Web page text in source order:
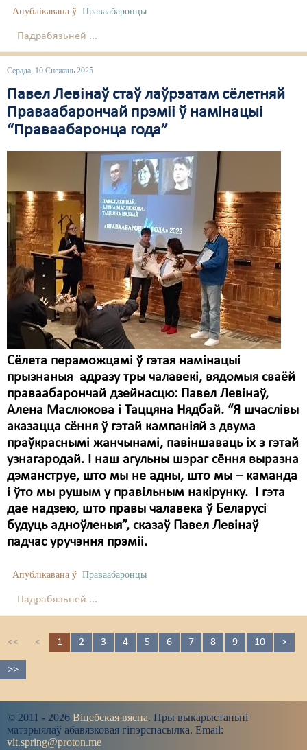
Апублікавана ў Праваабаронцы
Падрабязьней ...
Серада, 10 Снежань 2025
Павел Левінаў стаў лаўрэатам сёлетняй
Праваабарончай прэміі ў намінацыі
“Праваабаронца года”
Сёлета пераможцамі ў гэтая намінацыі
прызнаныя адразу тры чалавекі, вядомыя сваёй
праваабарончай дзейнасцю: Павел Левінаў,
Алена Маслюкова і Таццяна Нядбай. “Я шчаслівы
аказацца сёння ў гэтай кампаніяй з двума
праўкраснымі жанчынамі, павіншаваць іх з гэтай
узнагародай. І наш агульны шэраг сёння выразна
дэманструе, што мы не адны, што мы – каманда
і ўто мы рушым у правільным накірунку. І гэта
дае надзею, што правы чалавека ў Беларусі
будуць адноўленыя”, сказаў Павел Левінаў
падчас уручэння прэміі.
Апублікавана ў Праваабаронцы
Падрабязьней ...
<< < 1 2 3 4 5 6 7 8 9 10 >
>>
© 2011 - 2026 Віцебская вясна. Пры выкарыстаньні
матэрыялаў абавязковая гіпэрспасылка. Email:
vit.spring@proton.me